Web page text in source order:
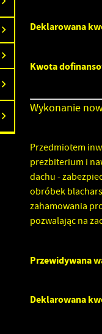
Deklarowana
Kwota
Wykonanie
Przedmiotem
prezbiterium i
dachu -
obróbek
zahamowania
pozwalając na
Przewidywana
Deklarowana